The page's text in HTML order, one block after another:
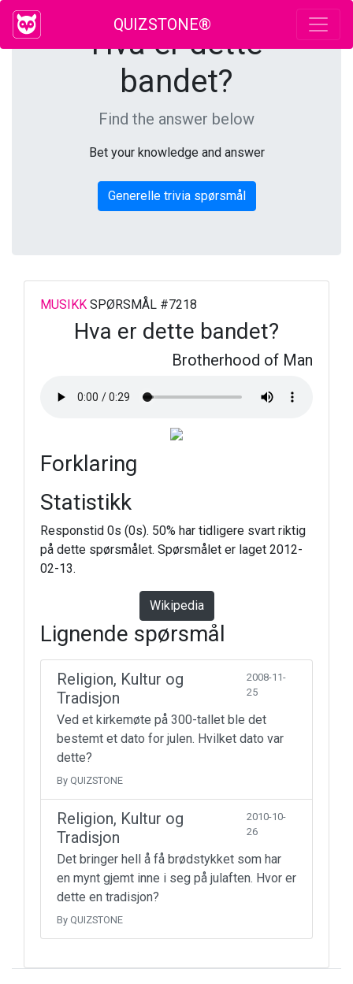
QUIZSTONE®
Hva er dette
bandet?
Find the answer below
Bet your knowledge and answer
Generelle trivia spørsmål
MUSIKK SPØRSMÅL #7218
Hva er dette bandet?
Brotherhood of Man
Forklaring
Statistikk
Responstid 0s (0s). 50% har tidligere svart riktig
på dette spørsmålet. Spørsmålet er laget 2012-
02-13.
Wikipedia
Lignende spørsmål
Religion, Kultur og
Tradisjon
2008-11-
25
Ved et kirkemøte på 300-tallet ble det
bestemt et dato for julen. Hvilket dato var
dette?
By QUIZSTONE
Religion, Kultur og
Tradisjon
2010-10-
26
Det bringer hell å få brødstykket som har
en mynt gjemt inne i seg på julaften. Hvor er
dette en tradisjon?
By QUIZSTONE